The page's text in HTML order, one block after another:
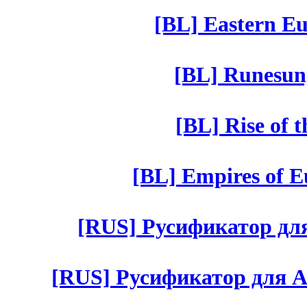
[BL] Eastern
[BL]
[BL] Rise of
[BL] Empires of
[RUS] Русификатор
[RUS] Русификатор для